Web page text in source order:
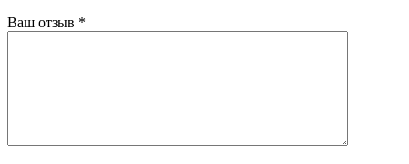
Ваш отзыв *